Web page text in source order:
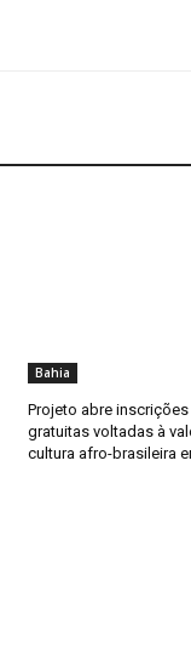
Bahia
Projeto abre
gratuitas voltadas à
cultura afro-brasileira